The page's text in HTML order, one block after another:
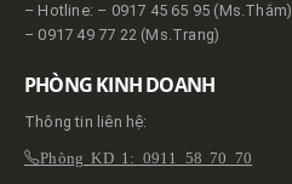
– Hotline: – 0917 45 65 95 (Ms.Thắm)
– 0917 49 77 22 (Ms.Trang)
PHÒNG KINH DOANH
Thông tin liên hệ:
Phòng KD 1: 0911 58 70 70